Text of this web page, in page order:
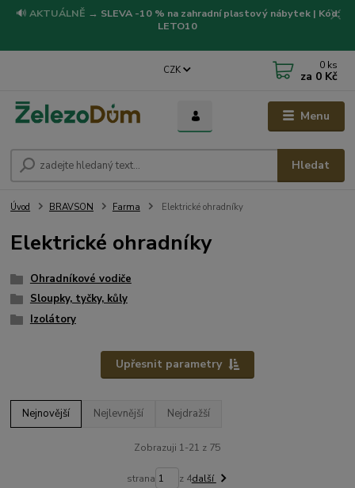
🔊 AKTUÁLNĚ → SLEVA -10 % na zahradní plastový nábytek | Kód:
LETO10
Menu
CZK
Hledat
0 ks
za 0 Kč
Úvod BRAVSON Farma Elektrické ohradníky
Elektrické ohradníky
Ohradníkové vodiče
Sloupky, tyčky, kůly
Izolátory
Upřesnit parametry
Nejnovější Nejlevnější Nejdražší
Zobrazuji 1-21 z 75
strana z 4další